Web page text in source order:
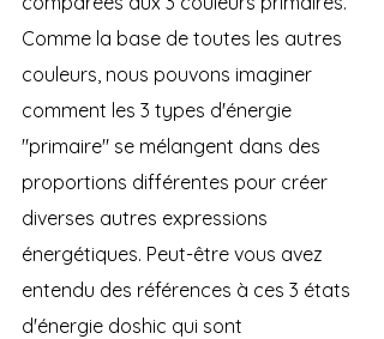
Comme la base de toutes les autres
couleurs, nous pouvons imaginer
comment les 3 types d'énergie
"primaire" se mélangent dans des
proportions différentes pour créer
diverses autres expressions
énergétiques. Peut-être vous avez
entendu des références à ces 3 états
d'énergie doshic qui sont